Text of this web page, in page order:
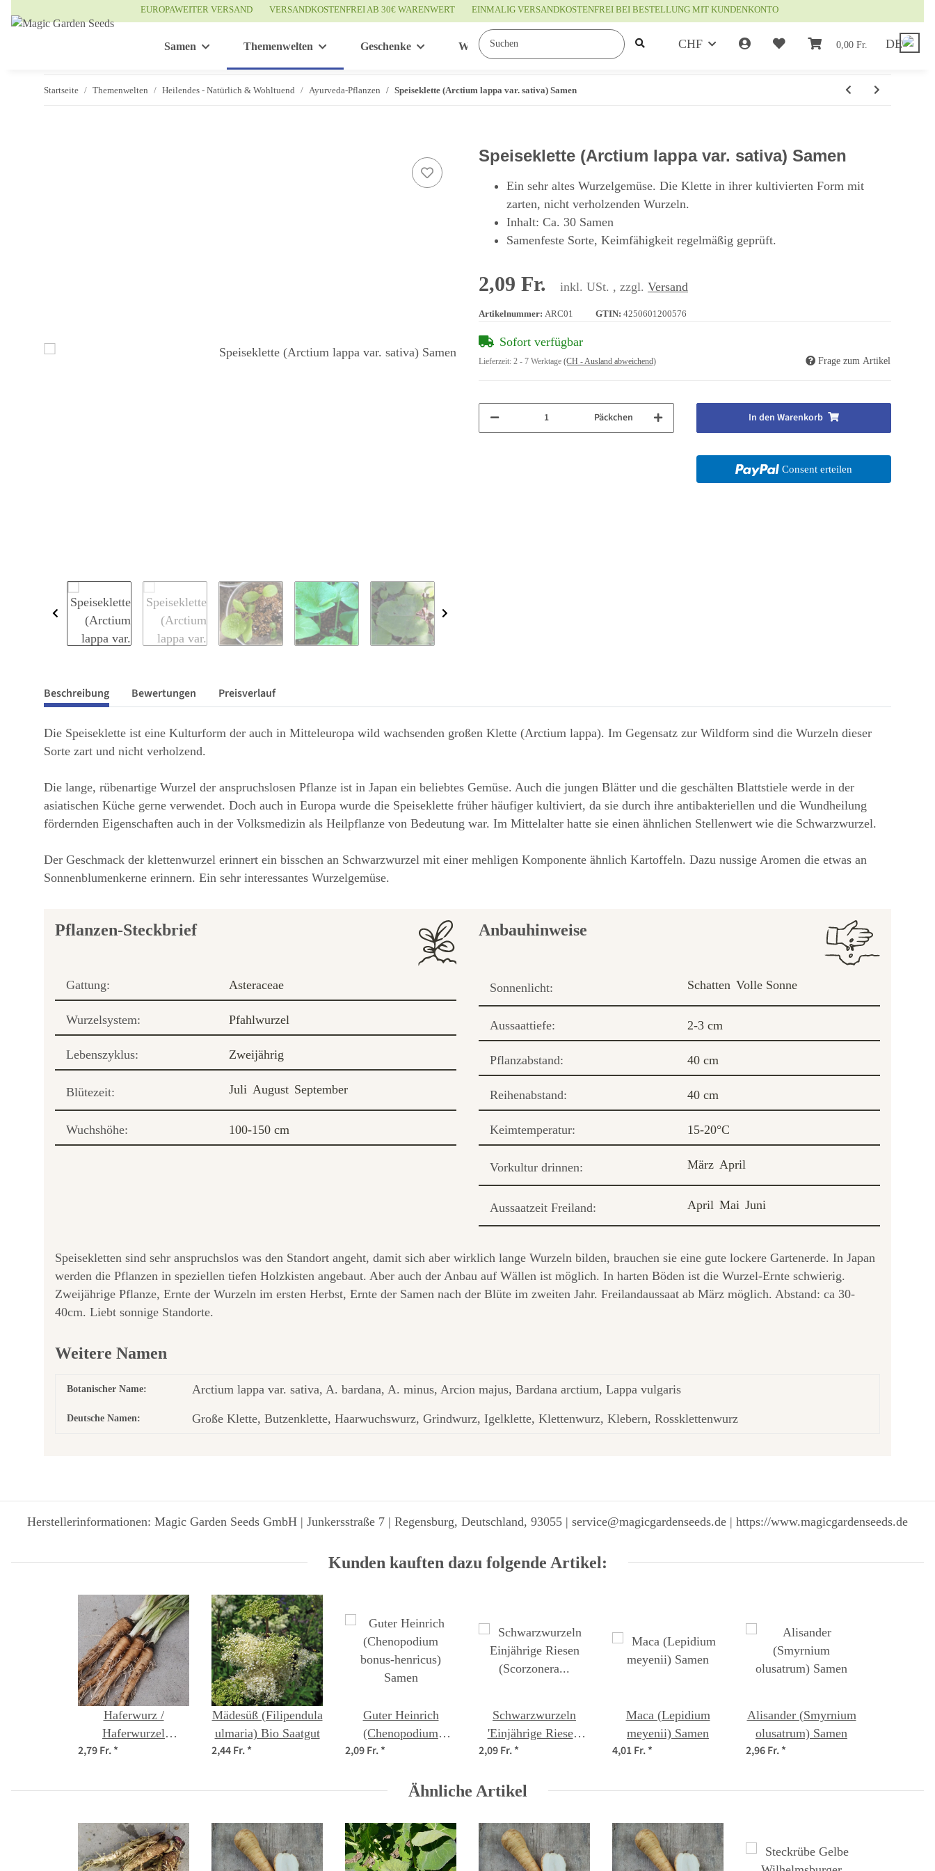
EUROPAWEITER VERSAND VERSANDKOSTENFREI AB 30€ WARENWERT EINMALIG VERSANDKOSTENFREI BEI BESTELLUNG MIT KUNDENKONTO
CHF 0,00 Fr. DE
Samen Themenwelten Geschenke Wissenswertes
Startseite Themenwelten Heilendes - Natürlich & Wohltuend Ayurveda-Pflanzen Speiseklette (Arctium lappa var. sativa) Samen
Speiseklette (Arctium lappa var. sativa) Samen
Ein sehr altes Wurzelgemüse. Die Klette in ihrer kultivierten Form mit
zarten, nicht verholzenden Wurzeln.
Inhalt: Ca. 30 Samen
Samenfeste Sorte, Keimfähigkeit regelmäßig geprüft.
2,09 Fr. inkl. USt. , zzgl. Versand
Artikelnummer: ARC01 GTIN: 4250601200576
Sofort verfügbar
Lieferzeit: 2 - 7 Werktage (CH - Ausland abweichend) Frage zum Artikel
Päckchen In den Warenkorb
Consent erteilen
Beschreibung Bewertungen Preisverlauf
Die Speiseklette ist eine Kulturform der auch in Mitteleuropa wild wachsenden großen Klette (Arctium lappa). Im Gegensatz zur Wildform sind die Wurzeln dieser
Sorte zart und nicht verholzend.
Die lange, rübenartige Wurzel der anspruchslosen Pflanze ist in Japan ein beliebtes Gemüse. Auch die jungen Blätter und die geschälten Blattstiele werde in der
asiatischen Küche gerne verwendet. Doch auch in Europa wurde die Speiseklette früher häufiger kultiviert, da sie durch ihre antibakteriellen und die Wundheilung
fördernden Eigenschaften auch in der Volksmedizin als Heilpflanze von Bedeutung war. Im Mittelalter hatte sie einen ähnlichen Stellenwert wie die Schwarzwurzel.
Der Geschmack der klettenwurzel erinnert ein bisschen an Schwarzwurzel mit einer mehligen Komponente ähnlich Kartoffeln. Dazu nussige Aromen die etwas an
Sonnenblumenkerne erinnern. Ein sehr interessantes Wurzelgemüse.
Pflanzen-Steckbrief
Gattung: Asteraceae
Wurzelsystem: Pfahlwurzel
Lebenszyklus: Zweijährig
Blütezeit: Juli August September
Wuchshöhe: 100-150 cm
Anbauhinweise
Sonnenlicht: Schatten Volle Sonne
Aussaattiefe: 2-3 cm
Pflanzabstand: 40 cm
Reihenabstand: 40 cm
Keimtemperatur: 15-20°C
Vorkultur drinnen: März April
Aussaatzeit Freiland: April Mai Juni
Speisekletten sind sehr anspruchslos was den Standort angeht, damit sich aber wirklich lange Wurzeln bilden, brauchen sie eine gute lockere Gartenerde. In Japan
werden die Pflanzen in speziellen tiefen Holzkisten angebaut. Aber auch der Anbau auf Wällen ist möglich. In harten Böden ist die Wurzel-Ernte schwierig.
Zweijährige Pflanze, Ernte der Wurzeln im ersten Herbst, Ernte der Samen nach der Blüte im zweiten Jahr. Freilandaussaat ab März möglich. Abstand: ca 30-
40cm. Liebt sonnige Standorte.
Weitere Namen
Botanischer Name: Arctium lappa var. sativa, A. bardana, A. minus, Arcion majus, Bardana arctium, Lappa vulgaris
Deutsche Namen: Große Klette, Butzenklette, Haarwuchswurz, Grindwurz, Igelklette, Klettenwurz, Klebern, Rossklettenwurz
Herstellerinformationen: Magic Garden Seeds GmbH | Junkersstraße 7 | Regensburg, Deutschland, 93055 | service@magicgardenseeds.de | https://www.magicgardenseeds.de
Kunden kauften dazu folgende Artikel:
Haferwurz /
Haferwurzel
(Tragopogon
2,79 Fr.*
Mädesüß (Filipendula
ulmaria) Bio Saatgut
2,44 Fr.*
Guter Heinrich
(Chenopodium
bonus-henricus)
2,09 Fr.*
Schwarzwurzeln
'Einjährige Riesen'
(Scorzonera
2,09 Fr.*
Maca (Lepidium
meyenii) Samen
4,01 Fr.*
Alisander (Smyrnium
olusatrum) Samen
2,96 Fr.*
Ähnliche Artikel